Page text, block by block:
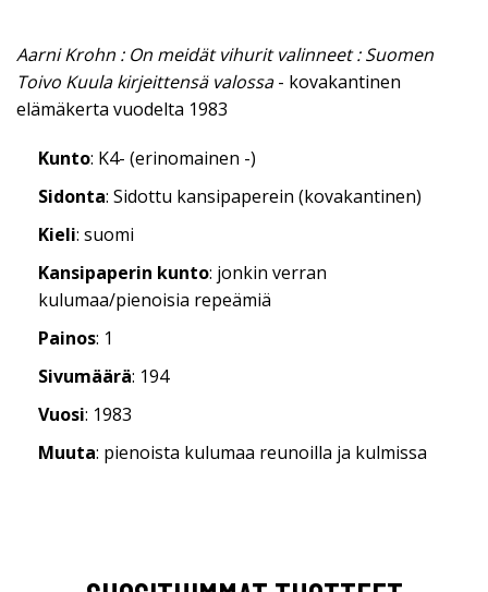
Aarni Krohn : On meidät vihurit valinneet : Suomen
Toivo Kuula kirjeittensä valossa- kovakantinen
elämäkerta vuodelta 1983
Kunto: K4- (erinomainen -)
Sidonta: Sidottu kansipaperein (kovakantinen)
Kieli: suomi
Kansipaperin kunto: jonkin verran
kulumaa/pienoisia repeämiä
Painos: 1
Sivumäärä: 194
Vuosi: 1983
Muuta: pienoista kulumaa reunoilla ja kulmissa